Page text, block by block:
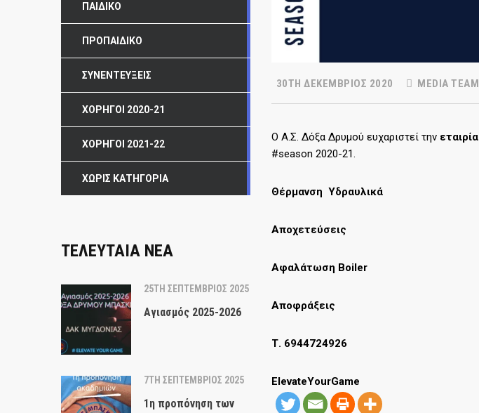
30TH ΔΕΚΈΜΒΡΙΟΣ 2020 MEDIA TEAM
Ο Α.Σ. Δόξα Δρυμού ευχαριστεί την εταιρία
#season 2020-21.
Θέρμανση Υδραυλικά
Αποχετεύσεις
Αφαλάτωση Boiler
Αποφράξεις
Τ. 6944724926
ElevateYourGame
ΠΑΙΔΙΚΌ
ΠΡΟΠΑΙΔΙΚΌ
ΣΥΝΕΝΤΕΎΞΕΙΣ
ΧΟΡΗΓΟΊ 2020-21
ΧΟΡΗΓΟΊ 2021-22
ΧΩΡΊΣ ΚΑΤΗΓΟΡΊΑ
ΤΕΛΕΥΤΑΙΑ ΝΕΑ
25TH ΣΕΠΤΈΜΒΡΙΟΣ 2025
Αγιασμός 2025-2026
7TH ΣΕΠΤΈΜΒΡΙΟΣ 2025
1η προπόνηση των